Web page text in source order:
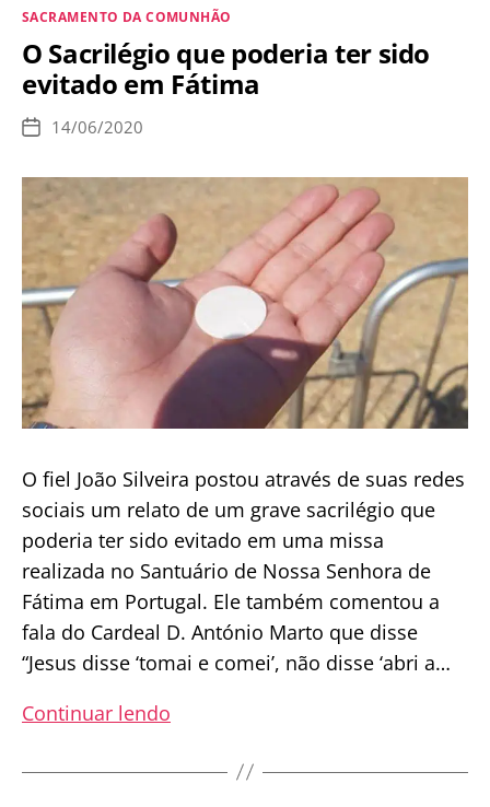
que
eles
‘acabarão
por
forçar
os
fiéis
a
receber
comunhão
na
Categorias
SACRAMENTO DA COMUNHÃO
O Sacrilégio que poderia ter sido
evitado em Fátima
Data
publicação
14/06/2020
O fiel João Silveira postou através de suas redes
sociais um relato de um grave sacrilégio que
poderia ter sido evitado em uma missa
realizada no Santuário de Nossa Senhora de
Fátima em Portugal. Ele também comentou a
fala do Cardeal D. António Marto que disse
“Jesus disse ‘tomai e comei’, não disse ‘abri a…
Continuar lendo
que